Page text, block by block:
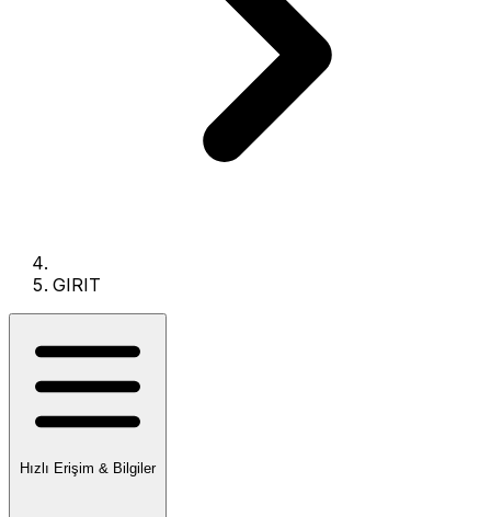
GIRIT
Hızlı Erişim & Bilgiler